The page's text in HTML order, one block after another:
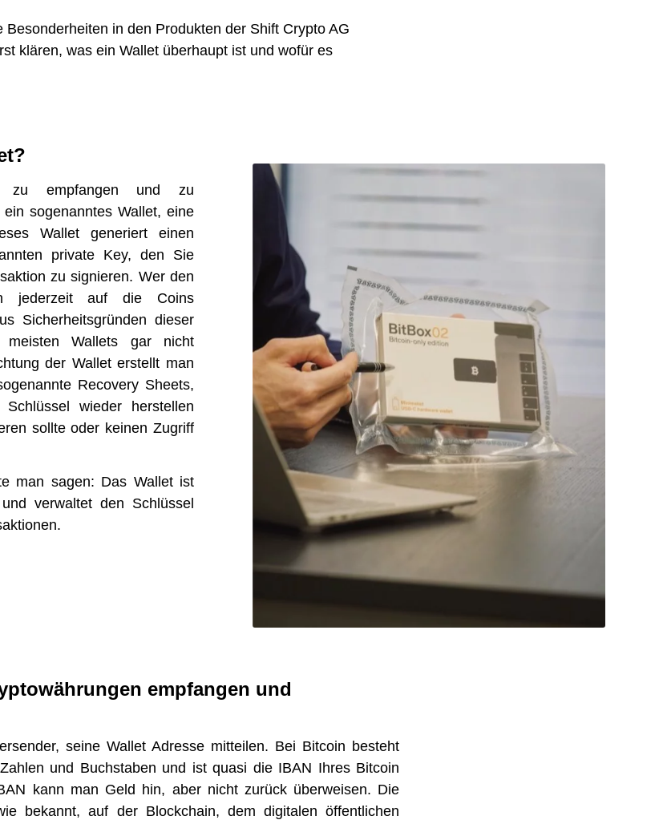
Besonderheiten in den Produkten der Shift Crypto AG
klären, was ein Wallet überhaupt ist und wofür es
zu empfangen und zu
sogenanntes Wallet, eine
Wallet generiert einen
private Key, den Sie
zu signieren. Wer den
jederzeit auf die Coins
Sicherheitsgründen dieser
Wallets gar nicht
der Wallet erstellt man
Recovery Sheets,
wieder herstellen
sollte oder keinen Zugriff
man sagen: Das Wallet ist
verwaltet den Schlüssel
empfangen und
seine Wallet Adresse mitteilen. Bei Bitcoin besteht
und Buchstaben und ist quasi die IBAN Ihres Bitcoin
kann man Geld hin, aber nicht zurück überweisen. Die
bekannt, auf der Blockchain, dem digitalen öffentlichen